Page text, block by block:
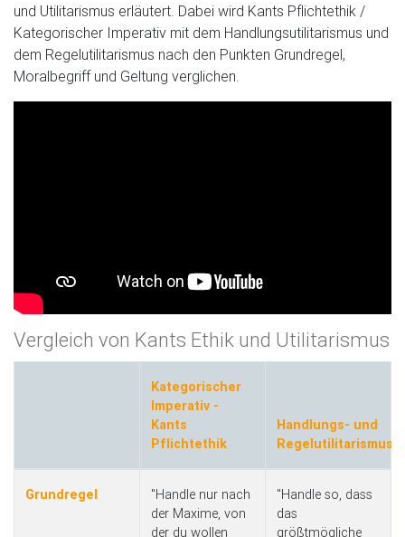
und Utilitarismus erläutert. Dabei wird Kants Pflichtethik /
Kategorischer Imperativ mit dem Handlungsutilitarismus und
dem Regelutilitarismus nach den Punkten Grundregel,
Moralbegriff und Geltung verglichen.
Vergleich von Kants Ethik und Utilitarismus
Kategorischer
Imperativ -
Kants
Pflichtethik
Handlungs- und
Regelutilitarismus
Grundregel
"Handle nur nach
der Maxime, von
der du wollen
"Handle so, dass
das
größtmögliche